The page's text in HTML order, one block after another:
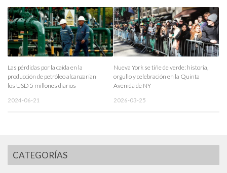
Las pérdidas por la caída en la
producción de petróleo alcanzarían
los USD 5 millones diarios
2024-06-21
Nueva York se tiñe de verde: historia,
orgullo y celebración en la Quinta
Avenida de NY
2026-03-25
CATEGORÍAS